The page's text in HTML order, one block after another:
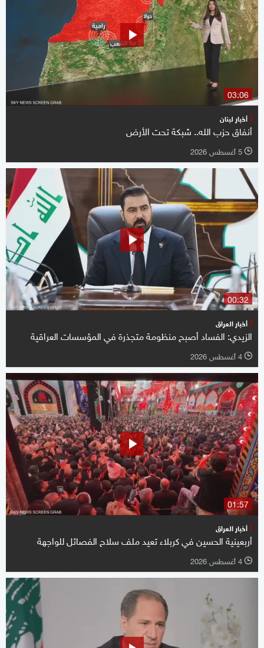
03:06
أخبار لبنان
أنفاق حزب الله.. شبكة تحت الأرض
l 5 أغسطس 2026
00:32
أخبار العراق
الزيدي: الفساد أصبح منظومة متجذرة في المؤسسات العراقية
l 4 أغسطس 2026
01:57
أخبار العراق
أربعينية الحسين في كربلاء تعيد ملف سلاح الفصائل للواجهة
l 4 أغسطس 2026